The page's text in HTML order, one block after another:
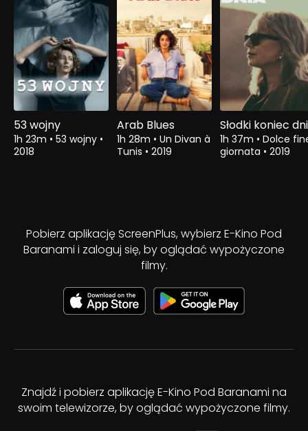
53 wojny
1h 23m • 53 wojny •
2018
Arab Blues
1h 28m • Un Divan à
Tunis • 2019
Słodki koniec
1h 37m • Dolce
giornata • 2019
Pobierz aplikację ScreenPlus, wybierz E-Kino Pod
Baranami i zaloguj się, by oglądać wypożyczone
filmy.
Znajdź i pobierz aplikację E-Kino Pod Baranami na
swoim telewizorze, by oglądać wypożyczone filmy.